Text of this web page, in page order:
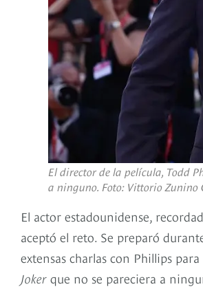
El director de la película, Todd
a ninguno. Foto: Vittorio Zunino
El actor estadounidense,
aceptó el reto. Se preparó
extensas charlas con Phillips
Joker que no se pareciera a